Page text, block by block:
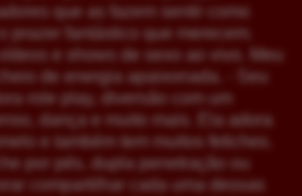
que as fazem sentir como
prazer fantástico que merecem.
e shows de sexo ao vivo. Meu
de energia apaixonada. - Seu
role play, diversão com um
dança e muito mais. Ela adora
e também tem muitos fetiches.
por pés, dupla penetração ou
compartilhar cada uma dessas